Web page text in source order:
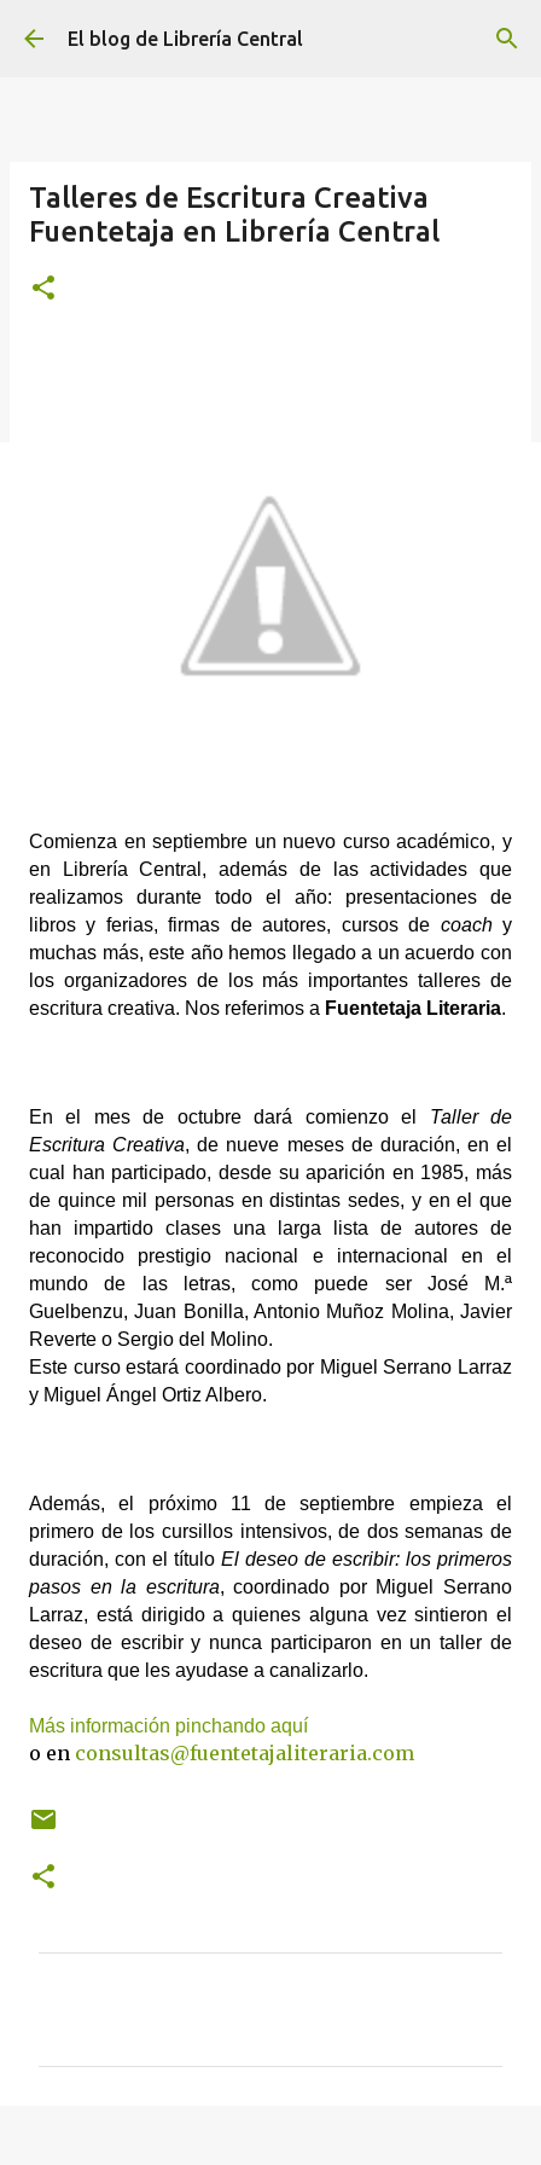
Ir al contenido principal
El blog de Librería Central
Talleres de Escritura Creativa
Fuentetaja en Librería Central
Comienza en septiembre un nuevo curso académico, y
en Librería Central, además de las actividades que
realizamos durante todo el año: presentaciones de
libros y ferias, firmas de autores, cursos de coach y
muchas más, este año hemos llegado a un acuerdo con
los organizadores de los más importantes talleres de
escritura creativa. Nos referimos a Fuentetaja Literaria.
En el mes de octubre dará comienzo el Taller de
Escritura Creativa, de nueve meses de duración, en el
cual han participado, desde su aparición en 1985, más
de quince mil personas en distintas sedes, y en el que
han impartido clases una larga lista de autores de
reconocido prestigio nacional e internacional en el
mundo de las letras, como puede ser José M.ª
Guelbenzu, Juan Bonilla, Antonio Muñoz Molina, Javier
Reverte o Sergio del Molino.
Este curso estará coordinado por Miguel Serrano Larraz
y Miguel Ángel Ortiz Albero.
Además, el próximo 11 de septiembre empieza el
primero de los cursillos intensivos, de dos semanas de
duración, con el título El deseo de escribir: los primeros
pasos en la escritura, coordinado por Miguel Serrano
Larraz, está dirigido a quienes alguna vez sintieron el
deseo de escribir y nunca participaron en un taller de
escritura que les ayudase a canalizarlo.
Más información pinchando aquí
o en consultas@fuentetajaliteraria.com